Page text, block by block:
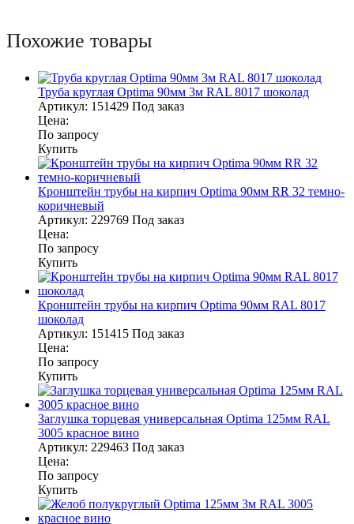
Похожие товары
Труба круглая Optima 90мм 3м RAL 8017 шоколад
Артикул: 151429 Под заказ
Цена:
По запросу
Купить
Кронштейн трубы на кирпич Optima 90мм RR 32 темно-
коричневый
Артикул: 229769 Под заказ
Цена:
По запросу
Купить
Кронштейн трубы на кирпич Optima 90мм RAL 8017
шоколад
Артикул: 151415 Под заказ
Цена:
По запросу
Купить
Заглушка торцевая универсальная Optima 125мм RAL
3005 красное вино
Артикул: 229463 Под заказ
Цена:
По запросу
Купить